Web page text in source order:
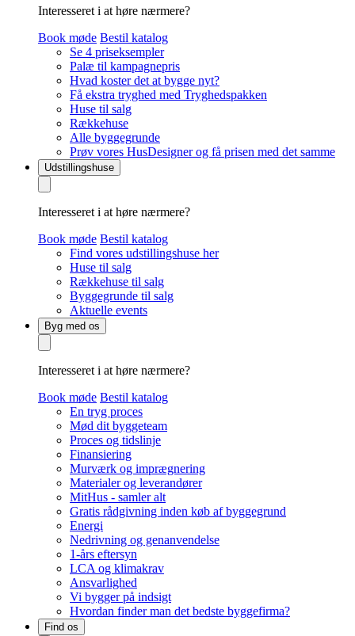
Interesseret i at høre nærmere?
Book møde Bestil katalog
Se 4 priseksempler
Palæ til kampagnepris
Hvad koster det at bygge nyt?
Få ekstra tryghed med Tryghedspakken
Huse til salg
Rækkehuse
Alle byggegrunde
Prøv vores HusDesigner og få prisen med det samme
Udstillingshuse
Interesseret i at høre nærmere?
Book møde Bestil katalog
Find vores udstillingshuse her
Huse til salg
Rækkehuse til salg
Byggegrunde til salg
Aktuelle events
Byg med os
Interesseret i at høre nærmere?
Book møde Bestil katalog
En tryg proces
Mød dit byggeteam
Proces og tidslinje
Finansiering
Murværk og imprægnering
Materialer og leverandører
MitHus - samler alt
Gratis rådgivning inden køb af byggegrund
Energi
Nedrivning og genanvendelse
1-års eftersyn
LCA og klimakrav
Ansvarlighed
Vi bygger på indsigt
Hvordan finder man det bedste byggefirma?
Find os